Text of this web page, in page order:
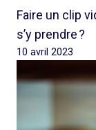
Faire un clip
s’y prendre ?
10 avril 2023